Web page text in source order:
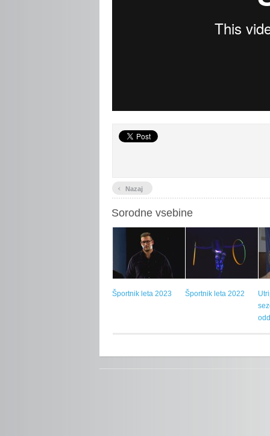
‹ Nazaj
Sorodne vsebine
Športnik leta 2023 Športnik leta 2022